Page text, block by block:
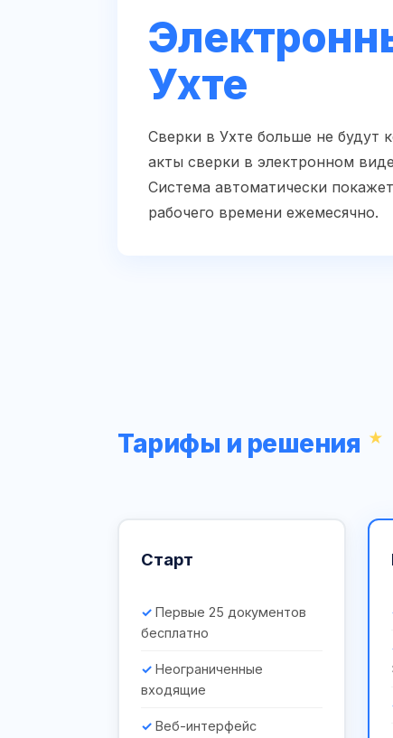
Ухте
Сверки в Ухте больше не будут
акты сверки в электронном
Система автоматически
рабочего времени ежемесячно.
Тарифы и решения
Старт
Первые 25 документов
бесплатно
Неограниченные
входящие
Веб-интерфейс